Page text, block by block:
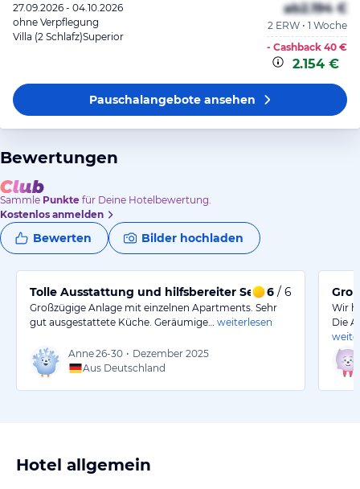
27.09.2026 - 04.10.2026
ohne Verpflegung
Villa (2 Schlafz)Superior
ab2.194 €
2 ERW • 1 Woche
- Cashback 40 €
2.154 €
Pauschalangeboteansehen
Bewertungen
Sammle Punkte für Deine Hotelbewertung.
Kostenlos anmelden
Bewerten Bilder hochladen
Tolle Ausstattung und hilfsbereiter Service im Hotel
6 / 6
Großzügige Anlage mit einzelnen Apartments. Sehr
gut ausgestattete Küche. Geräumige…
weiterlesen
Anne26-30 • Dezember 2025
Aus Deutschland
Wir
Die
Hotel allgemein